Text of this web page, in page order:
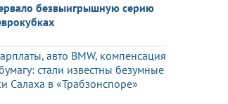
безвыигрышную серию
авто BMW, компенсация
стали известны безумные
Салаха в «Трабзонспоре»